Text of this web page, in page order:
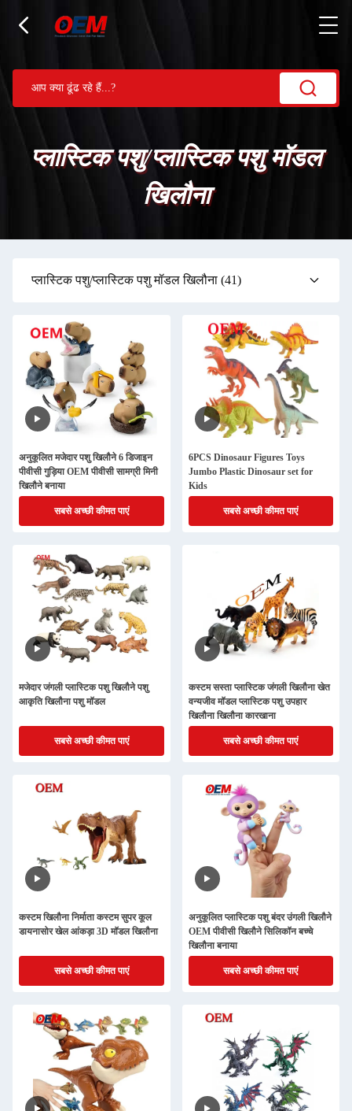
प्लास्टिक पशु/प्लास्टिक पशु मॉडल
खिलौना
प्लास्टिक पशु/प्लास्टिक पशु मॉडल खिलौना (41)
अनुकूलित मजेदार पशु खिलौने 6 डिजाइन
पीवीसी गुड़िया OEM पीवीसी सामग्री मिनी
खिलौने बनाया
सबसे अच्छी कीमत पाएं
6PCS Dinosaur Figures Toys
Jumbo Plastic Dinosaur set for
Kids
सबसे अच्छी कीमत पाएं
मजेदार जंगली प्लास्टिक पशु खिलौने पशु
आकृति खिलौना पशु मॉडल
सबसे अच्छी कीमत पाएं
कस्टम सस्ता प्लास्टिक जंगली खिलौना खेत
वन्यजीव मॉडल प्लास्टिक पशु उपहार
खिलौना खिलौना कारखाना
सबसे अच्छी कीमत पाएं
कस्टम खिलौना निर्माता कस्टम सुपर कूल
डायनासोर खेल आंकड़ा 3D मॉडल खिलौना
सबसे अच्छी कीमत पाएं
अनुकूलित प्लास्टिक पशु बंदर उंगली खिलौने
OEM पीवीसी खिलौने सिलिकॉन बच्चे
खिलौना बनाया
सबसे अच्छी कीमत पाएं